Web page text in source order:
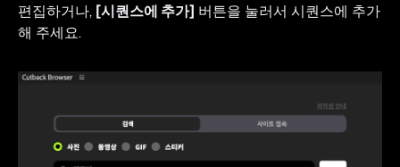
편집하거나, [시퀀스에 추가] 버튼을 눌러서 시퀀스에 추가
해 주세요.